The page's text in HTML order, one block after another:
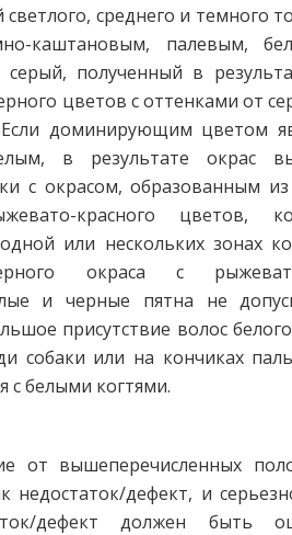
светлого, среднего и темного
каштановым, палевым,
серый, полученный в
цветов с оттенками от
доминирующим цветом
в результате окрас
с окрасом, образованным
красного цветов,
или нескольких зонах
окраса с
и черные пятна не
присутствие волос
собаки или на кончиках
с белыми когтями.
от вышеперечисленных
недостаток/дефект, и
дефект должен быть